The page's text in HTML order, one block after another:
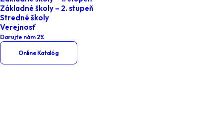
Základné školy – 2. stupeň
Stredné školy
Verejnosť
Darujte nám 2%
Online Katalóg
Home
Materské školy – O snehuliakovi s
horúcim srdcom